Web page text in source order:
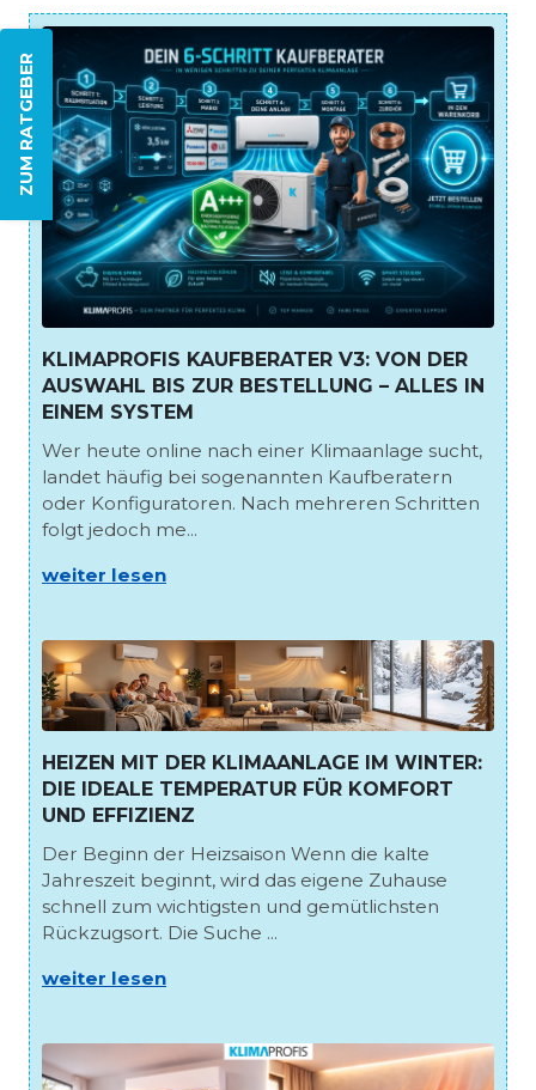
ZUM RATGEBER
KLIMAPROFIS KAUFBERATER V3: VON DER
AUSWAHL BIS ZUR BESTELLUNG – ALLES IN
EINEM SYSTEM
Wer heute online nach einer Klimaanlage sucht,
landet häufig bei sogenannten Kaufberatern
oder Konfiguratoren. Nach mehreren Schritten
folgt jedoch me...
weiter lesen
HEIZEN MIT DER KLIMAANLAGE IM WINTER:
DIE IDEALE TEMPERATUR FÜR KOMFORT
UND EFFIZIENZ
Der Beginn der Heizsaison Wenn die kalte
Jahreszeit beginnt, wird das eigene Zuhause
schnell zum wichtigsten und gemütlichsten
Rückzugsort. Die Suche ...
weiter lesen